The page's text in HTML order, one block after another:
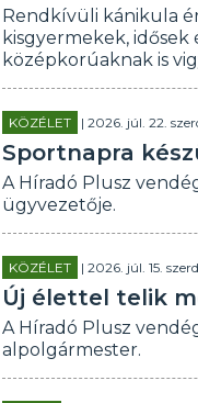
Rendkívüli kánikula
kisgyermekek,
középkorúaknak is
KÖZÉLET | 2026. júl. 22.
Sportnapra
A Híradó Plusz
ügyvezetője.
KÖZÉLET | 2026. júl. 15.
Új élettel telik
A Híradó Plusz
alpolgármester.